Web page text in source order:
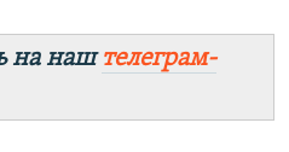
на наштелеграм-